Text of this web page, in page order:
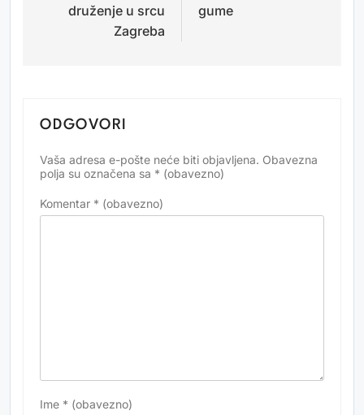
druženje u srcu
Zagreba
gume
ODGOVORI
Vaša adresa e-pošte neće biti objavljena. Obavezna
polja su označena sa * (obavezno)
Komentar * (obavezno)
Ime * (obavezno)
Alternative: